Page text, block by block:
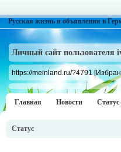
Русская жизнь и объявления в
Личный сайт пользователя
https://meinland.ru/?4791
Главная Новости Статус
Статус